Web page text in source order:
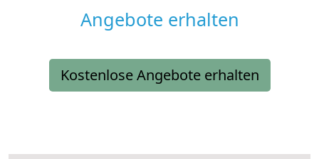
Angebote erhalten
Kostenlose Angebote erhalten